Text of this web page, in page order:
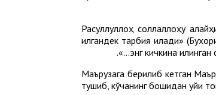
«Расуллуллоҳ соллаллоҳу
қилгандек тарбия қилади»
энг кичкина
Маърузага берилиб кетган
тушиб, кўчанинг бошидан уйи